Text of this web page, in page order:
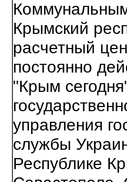
Крымский
расчетный
постоянно
"Крым
управления
службы
Республике